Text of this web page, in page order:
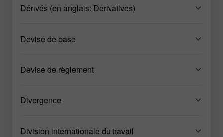
Dérivés (en anglais: Derivatives)
Devise de base
Devise de règlement
Divergence
Division internationale du travail